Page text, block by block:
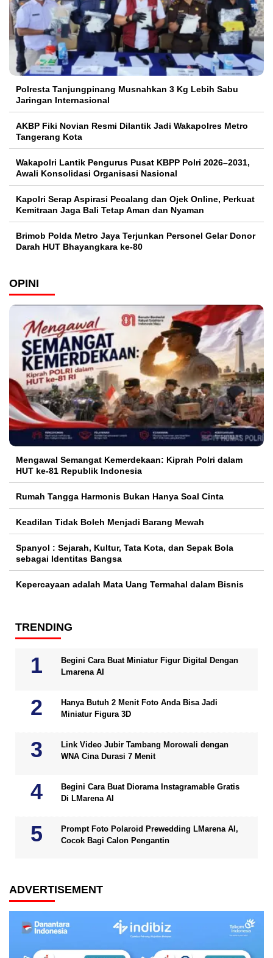
Polresta Tanjungpinang Musnahkan 3 Kg Lebih Sabu
Jaringan Internasional
AKBP Fiki Novian Resmi Dilantik Jadi Wakapolres Metro
Tangerang Kota
Wakapolri Lantik Pengurus Pusat KBPP Polri 2026–2031,
Awali Konsolidasi Organisasi Nasional
Kapolri Serap Aspirasi Pecalang dan Ojek Online, Perkuat
Kemitraan Jaga Bali Tetap Aman dan Nyaman
Brimob Polda Metro Jaya Terjunkan Personel Gelar Donor
Darah HUT Bhayangkara ke-80
OPINI
Mengawal Semangat Kemerdekaan: Kiprah Polri dalam
HUT ke-81 Republik Indonesia
Rumah Tangga Harmonis Bukan Hanya Soal Cinta
Keadilan Tidak Boleh Menjadi Barang Mewah
Spanyol : Sejarah, Kultur, Tata Kota, dan Sepak Bola
sebagai Identitas Bangsa
Kepercayaan adalah Mata Uang Termahal dalam Bisnis
TRENDING
Begini Cara Buat Miniatur Figur Digital Dengan
Lmarena AI
Hanya Butuh 2 Menit Foto Anda Bisa Jadi
Miniatur Figura 3D
Link Video Jubir Tambang Morowali dengan
WNA Cina Durasi 7 Menit
Begini Cara Buat Diorama Instagramable Gratis
Di LMarena AI
Prompt Foto Polaroid Prewedding LMarena AI,
Cocok Bagi Calon Pengantin
ADVERTISEMENT